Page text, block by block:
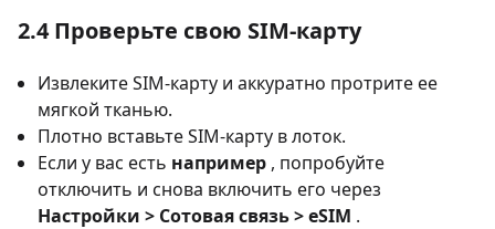
2.4 Проверьте свою SIM-карту
Извлеките SIM-карту и аккуратно протрите ее
мягкой тканью.
Плотно вставьте SIM-карту в лоток.
Если у вас есть например , попробуйте
отключить и снова включить его через
Настройки > Сотовая связь > eSIM .